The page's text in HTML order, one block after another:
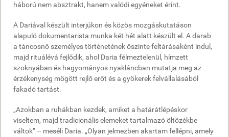
háború nem absztrakt, hanem valódi egyéneket érint.
A Dariával készült interjúkon és közös mozgáskutatáson
alapuló dokumentarista munka két hét alatt készült el. A darab
a táncosnő személyes történetének őszinte feltárásaként indul,
majd rituálévá fejlődik, ahol Daria félmeztelenül, hímzett
szoknyában és hagyományos nyakláncban mutatja meg az
érzékenység mögött rejlő erőt és a gyökerek felvállalásából
fakadó tartást.
„Azokban a ruhákban kezdek, amiket a határátlépéskor
viseltem, majd tradicionális elemeket tartalmazó öltözékbe
váltok” – meséli Daria. „Olyan jelmezben akartam fellépni, amely